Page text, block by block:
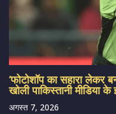
‘फोटोशॉप का सहारा लेकर
खोली पाकिस्तानी मीडिया
अगस्त 7, 2026